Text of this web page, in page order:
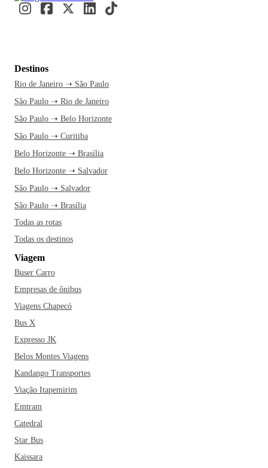
Destinos
Rio de Janeiro ➝ São Paulo
São Paulo ➝ Rio de Janeiro
São Paulo ➝ Belo Horizonte
São Paulo ➝ Curitiba
Belo Horizonte ➝ Brasília
Belo Horizonte ➝ Salvador
São Paulo ➝ Salvador
São Paulo ➝ Brasília
Todas as rotas
Todas os destinos
Viagem
Buser Carro
Empresas de ônibus
Viagens Chapecó
Bus X
Expresso JK
Belos Montes Viagens
Kandango Transportes
Viação Itapemirim
Emtram
Catedral
Star Bus
Kaissara